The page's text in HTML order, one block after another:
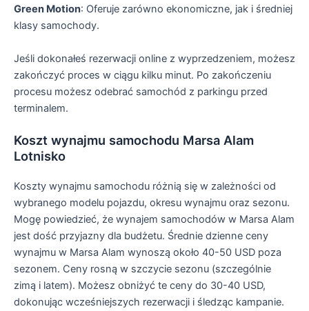
Green Motion: Oferuje zarówno ekonomiczne, jak i średniej
klasy samochody.
Jeśli dokonałeś rezerwacji online z wyprzedzeniem, możesz
zakończyć proces w ciągu kilku minut. Po zakończeniu
procesu możesz odebrać samochód z parkingu przed
terminalem.
Koszt wynajmu samochodu Marsa Alam
Lotnisko
Koszty wynajmu samochodu różnią się w zależności od
wybranego modelu pojazdu, okresu wynajmu oraz sezonu.
Mogę powiedzieć, że wynajem samochodów w Marsa Alam
jest dość przyjazny dla budżetu. Średnie dzienne ceny
wynajmu w Marsa Alam wynoszą około 40-50 USD poza
sezonem. Ceny rosną w szczycie sezonu (szczególnie
zimą i latem). Możesz obniżyć te ceny do 30-40 USD,
dokonując wcześniejszych rezerwacji i śledząc kampanie.